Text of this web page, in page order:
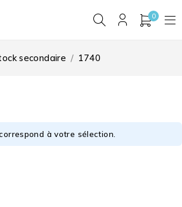
0
secondaire / 1740
à votre sélection.